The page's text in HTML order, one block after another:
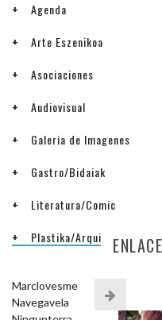
Agenda
Arte Eszenikoa
Asociaciones
Audiovisual
Galeria de Imagenes
Gastro/Bidaiak
Literatura/Comic
Plastika/Arquitectura
Marclovesme
Navegavela